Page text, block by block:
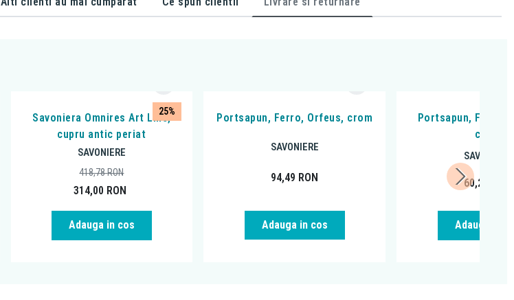
25%
Savoniera Omnires Art Line,
cupru antic periat
SAVONIERE
314,00 RON
418,78RON
Adauga in cos
Portsapun, Ferro, Orfeus, crom
SAVONIERE
94,49 RON
Adauga in cos
Portsapun, Ferro,
crom
SAVONIERE
60,29
Adauga in